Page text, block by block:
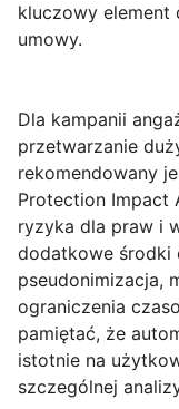
kluczowy element
umowy.
Dla kampanii
przetwarzanie
rekomendowany
Protection Impact
ryzyka dla praw i
dodatkowe środki
pseudonimizacja,
ograniczenia
pamiętać, że
istotnie na
szczególnej